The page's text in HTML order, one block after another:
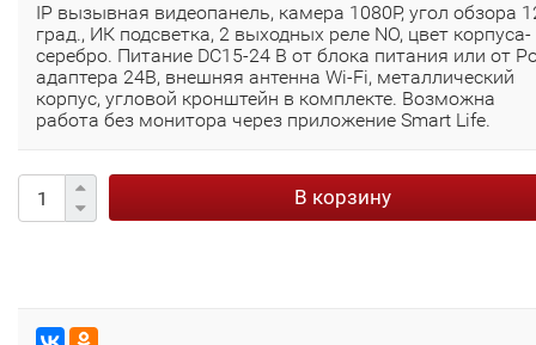
IP вызывная видеопанель, камера 1080P, угол обзора
град., ИК подсветка, 2 выходных реле NO, цвет корпуса-
серебро. Питание DC15-24 В от блока питания или от
адаптера 24В, внешняя антенна Wi-Fi, металлический
корпус, угловой кронштейн в комплекте. Возможна
работа без монитора через приложение Smart Life.
В корзину